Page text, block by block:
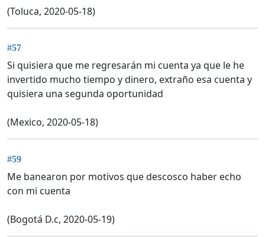
(Toluca, 2020-05-18)
#57
Si quisiera que me regresarán mi cuenta ya que le he
invertido mucho tiempo y dinero, extraño esa cuenta y
quisiera una segunda oportunidad
(Mexico, 2020-05-18)
#59
Me banearon por motivos que descosco haber echo
con mi cuenta
(Bogotá D.c, 2020-05-19)